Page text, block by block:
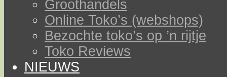
Groothandels
Online Toko’s (webshops)
Bezochte toko’s op ’n rijtje
Toko Reviews
NIEUWS